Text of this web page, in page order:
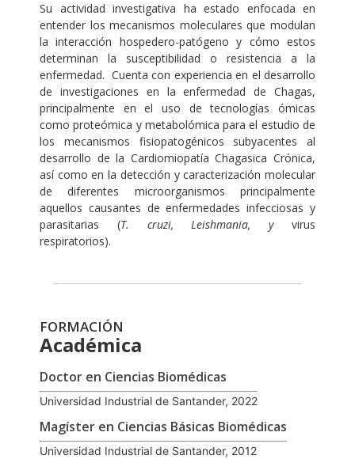
Su actividad investigativa ha estado enfocada en
entender los mecanismos moleculares que modulan
la interacción hospedero-patógeno y cómo estos
determinan la susceptibilidad o resistencia a la
enfermedad. Cuenta con experiencia en el desarrollo
de investigaciones en la enfermedad de Chagas,
principalmente en el uso de tecnologías ómicas
como proteómica y metabolómica para el estudio de
los mecanismos fisiopatogénicos subyacentes al
desarrollo de la Cardiomiopatía Chagasica Crónica,
así como en la detección y caracterización molecular
de diferentes microorganismos principalmente
aquellos causantes de enfermedades infecciosas y
parasitarias (T. cruzi, Leishmania, yvirus
respiratorios).
FORMACIÓN
Académica
Doctor en Ciencias Biomédicas
Universidad Industrial de Santander, 2022
Magíster en Ciencias Básicas Biomédicas
Universidad Industrial de Santander, 2012